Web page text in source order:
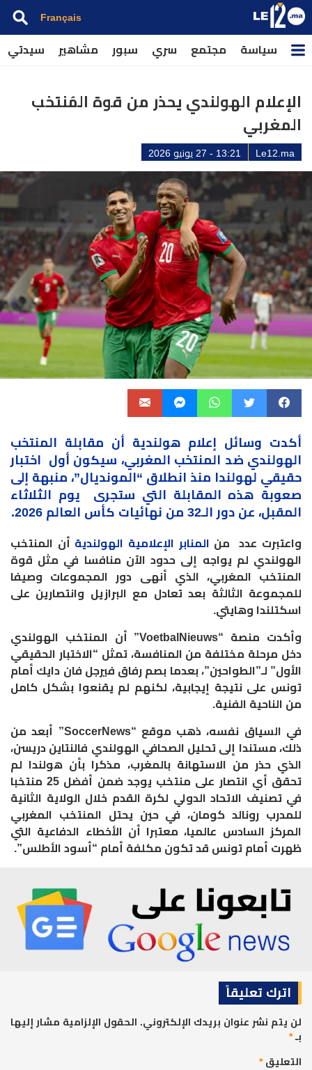
Français
سياسة مجتمع سري سبور مشاهير سيدتي
الإعلام الهولندي يحذر من قوة المُنتخب
المغربي
Le12.ma 13:21 - 27 يونيو 2026
أكدت وسائل إعلام هولندية أن مقابلة
المنتخب
الهولندي ضد المنتخب المغربي، سيكون أول اختبار
حقيقي لهولندا منذ انطلاق “المونديال”، منبهة إلى
صعوبة هذه المقابلة التي ستجرى يوم الثلاثاء
المقبل، عن دور الـ32 من نهائيات كأس العالم 2026.
واعتبرت عدد من المنابر الإعلامية الهولندية أن المنتخب
الهولندي لم يواجه إلى حدود الآن منافسا في مثل قوة
المنتخب المغربي، الذي أنهى دور المجموعات وصيفا
للمجموعة الثالثة بعد تعادل مع البرازيل وانتصارين على
اسكتلندا وهايتي.
وأكدت منصة “VoetbalNieuws” أن المنتخب الهولندي
دخل مرحلة مختلفة من المنافسة، تمثل “الاختبار الحقيقي
الأول” لـ”الطواحين”، بعدما بصم رفاق فيرجل فان دايك أمام
تونس على نتيجة إيجابية، لكنهم لم يقنعوا بشكل كامل
من الناحية الفنية.
في السياق نفسه، ذهب موقع “SoccerNews” أبعد من
ذلك، مستندا إلى تحليل الصحافي الهولندي فالنتاين دريسن،
الذي حذر من الاستهانة بالمغرب، مذكرا بأن هولندا لم
تحقق أي انتصار على منتخب يوجد ضمن أفضل 25 منتخبا
في تصنيف الاتحاد الدولي لكرة القدم خلال الولاية الثانية
للمدرب رونالد كومان، في حين يحتل المنتخب المغربي
المركز السادس عالميا، معتبرا أن الأخطاء الدفاعية التي
ظهرت أمام تونس قد تكون مكلفة أمام “أسود الأطلس”.
اترك تعليقاً
لن يتم نشر عنوان بريدك الإلكتروني. الحقول الإلزامية مشار إليها
بـ*
التعليق*